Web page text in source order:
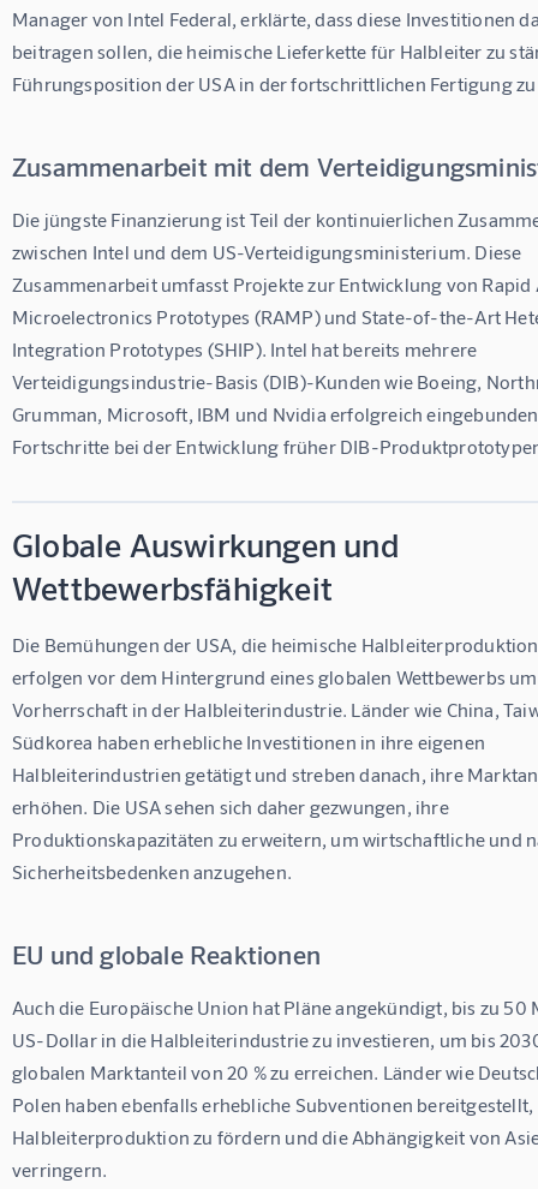
Manager von Intel Federal, erklärte, dass diese Investitionen
beitragen sollen, die heimische Lieferkette für Halbleiter zu
Führungsposition der USA in der fortschrittlichen Fertigung
Zusammenarbeit mit dem
Die jüngste Finanzierung ist Teil der kontinuierlichen
zwischen Intel und dem US-Verteidigungsministerium. Diese
Zusammenarbeit umfasst Projekte zur Entwicklung von Rapid
Microelectronics Prototypes (RAMP) und State-of-the-Art
Integration Prototypes (SHIP). Intel hat bereits mehrere
Verteidigungsindustrie-Basis (DIB)-Kunden wie Boeing,
Grumman, Microsoft, IBM und Nvidia erfolgreich
Fortschritte bei der Entwicklung früher DIB-
Globale Auswirkungen und
Wettbewerbsfähigkeit
Die Bemühungen der USA, die heimische
erfolgen vor dem Hintergrund eines globalen Wettbewerbs
Vorherrschaft in der Halbleiterindustrie. Länder wie China,
Südkorea haben erhebliche Investitionen in ihre eigenen
Halbleiterindustrien getätigt und streben danach, ihre
erhöhen. Die USA sehen sich daher gezwungen, ihre
Produktionskapazitäten zu erweitern, um wirtschaftliche und
Sicherheitsbedenken anzugehen.
EU und globale Reaktionen
Auch die Europäische Union hat Pläne angekündigt, bis zu
US-Dollar in die Halbleiterindustrie zu investieren, um bis
globalen Marktanteil von 20 % zu erreichen. Länder wie
Polen haben ebenfalls erhebliche Subventionen
Halbleiterproduktion zu fördern und die Abhängigkeit von
verringern.